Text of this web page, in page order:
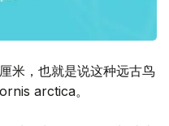
米，也就是说这种远古鸟
arctica。